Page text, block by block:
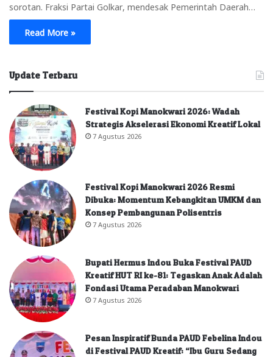
sorotan. Fraksi Partai Golkar, mendesak Pemerintah Daerah…
Read More »
Update Terbaru
Festival Kopi Manokwari 2026: Wadah
Strategis Akselerasi Ekonomi Kreatif Lokal
7 Agustus 2026
Festival Kopi Manokwari 2026 Resmi
Dibuka: Momentum Kebangkitan UMKM dan
Konsep Pembangunan Polisentris
7 Agustus 2026
Bupati Hermus Indou Buka Festival PAUD
Kreatif HUT RI ke-81: Tegaskan Anak Adalah
Fondasi Utama Peradaban Manokwari
7 Agustus 2026
Pesan Inspiratif Bunda PAUD Febelina Indou
di Festival PAUD Kreatif: “Ibu Guru Sedang